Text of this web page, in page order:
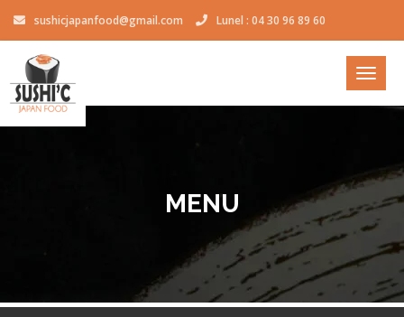
sushicjapanfood@gmail.com Lunel : 04 30 96 89 60
MENU